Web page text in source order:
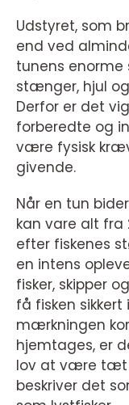
Udstyret, som
end ved
tunens
stænger, hjul
Derfor er det
forberedte og
være fysisk
givende.
Når en tun
kan vare alt fra
efter fiskenes
en intens
fisker, skipper
få fisken
mærkningen
hjemtages, er
lov at være tæt
beskriver det